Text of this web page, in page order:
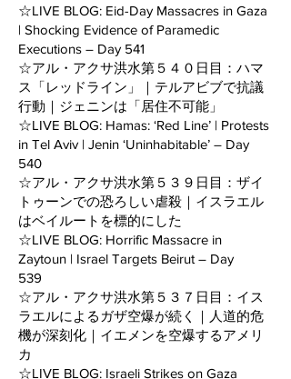
☆LIVE BLOG: Eid-Day Massacres in Gaza
| Shocking Evidence of Paramedic
Executions – Day 541
☆アル・アクサ洪水第５４０日目：ハマ
ス「レッドライン」｜テルアビブで抗議
行動｜ジェニンは「居住不可能」
☆LIVE BLOG: Hamas: ‘Red Line’ | Protests
in Tel Aviv | Jenin ‘Uninhabitable’ – Day
540
☆アル・アクサ洪水第５３９日目：ザイ
トゥーンでの恐ろしい虐殺｜イスラエル
はベイルートを標的にした
☆LIVE BLOG: Horrific Massacre in
Zaytoun | Israel Targets Beirut – Day
539
☆アル・アクサ洪水第５３７日目：イス
ラエルによるガザ空爆が続く｜人道的危
機が深刻化｜イエメンを空爆するアメリ
カ
☆LIVE BLOG: Israeli Strikes on Gaza